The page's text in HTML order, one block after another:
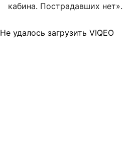
кабина. Пострадавших нет».
Не удалось загрузить VIQEO